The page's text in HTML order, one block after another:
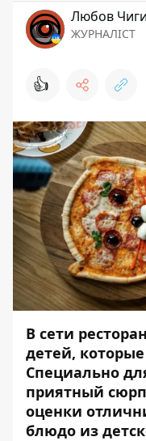
Любов
ЖУРНАЛІСТ
👍
В сети
детей,
Специально
приятный
оценки
блюдо из